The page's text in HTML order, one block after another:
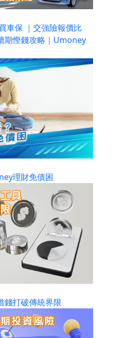
車保 ｜交強險報價比
期慳錢攻略｜Umoney
理財免債困
錢打破傳統界限